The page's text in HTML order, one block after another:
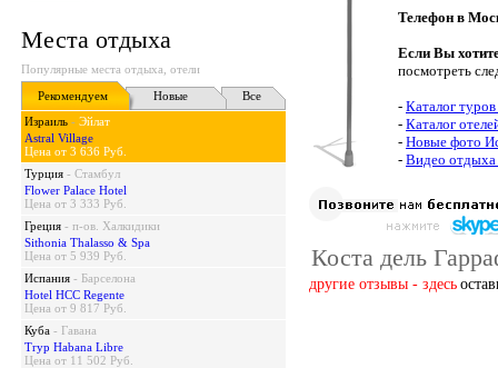
Места отдыха
Популярные места отдыха, отели
Рекомендуем
Новые
Все
Израиль - Эйлат
Astral Village
Цена от 3 636 Руб.
Турция - Стамбул
Flower Palace Hotel
Цена от 3 333 Руб.
Греция - п-ов. Халкидики
Sithonia Thalasso & Spa
Цена от 5 939 Руб.
Испания - Барселона
Hotel HCC Regente
Цена от 9 817 Руб.
Куба - Гавана
Tryp Habana Libre
Цена от 11 502 Руб.
Телефон в
Если Вы
посмотреть
- Каталог
- Каталог
- Новые фото
- Видео
Коста дель
другие отзывы - здесь